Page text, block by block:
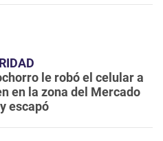
le robó el celular a
en la zona del Mercado
escapó